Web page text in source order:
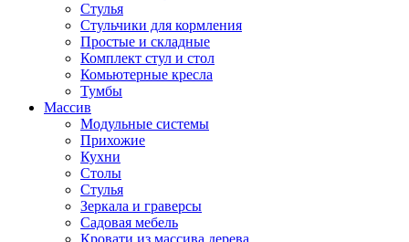
Стулья
Стульчики для кормления
Простые и складные
Комплект стул и стол
Комьютерные кресла
Тумбы
Массив
Модульные системы
Прихожие
Кухни
Столы
Стулья
Зеркала и граверсы
Садовая мебель